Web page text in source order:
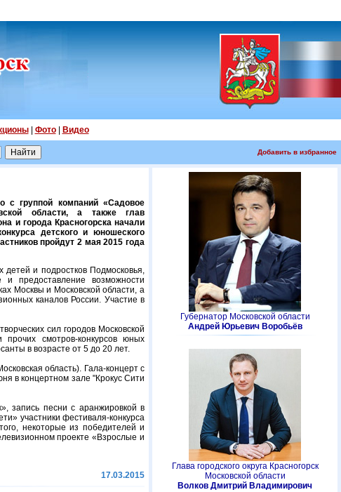
| Фото| Видео
Добавить в избранное
с группой компаний «Садовое
области, а также глав
и города Красногорска начали
детского и юношеского
пройдут 2 мая 2015 года
и подростков Подмосковья,
предоставление возможности
Москвы и Московской области, а
каналов России. Участие в
сил городов Московской
смотров-конкурсов юных
в возрасте от 5 до 20 лет.
область). Гала-концерт с
в концертном зале "Крокус Сити
запись песни с аранжировкой в
участники фестиваля-конкурса
некоторые из победителей и
проекте «Взрослые и
17.03.2015
Губернатор Московской области
Андрей Юрьевич Воробьёв
Глава городского округа Красногорск
Московской области
Волков Дмитрий Владимирович